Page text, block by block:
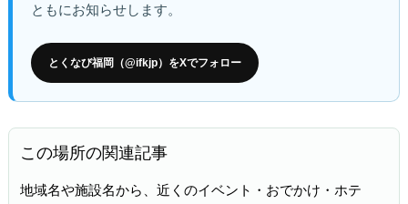
ともにお知らせします。
とくなび福岡（@ifkjp）をXでフォロー
この場所の関連記事
地域名や施設名から、近くのイベント・おでかけ・ホテ